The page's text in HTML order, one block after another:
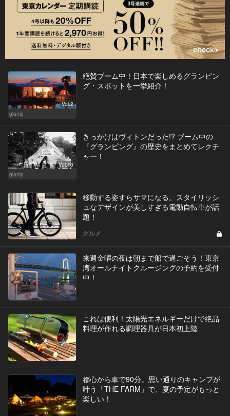
Vol.2
glamp
絶賛ブーム中！日本で楽しめるグランピン
グ・スポットを一挙紹介！
Vol.10
glamp
きっかけはヴィトンだった!? ブーム中の
『グランピング』の歴史をまとめてレクチ
ャー！
移動する姿すらサマになる。スタイリッシ
ュなデザインが美しすぎる電動自転車が話
題！
グルメ
来週金曜の夜は朝まで船で過ごそう！東京
湾オールナイトクルージングの予約を受付
中！
これは便利！太陽光エネルギーだけで絶品
料理が作れる調理器具が日本初上陸
都心から車で90分。思い通りのキャンプが
叶う「THE FARM」で、夏の予定がもっと
楽しい！